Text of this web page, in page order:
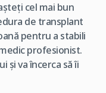
cel mai bun
de transplant
pentru a stabili
profesionist.
și va încerca să îi